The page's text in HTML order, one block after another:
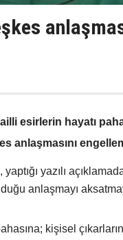
esirlerin hayatı
anlaşmasını
yazılı
anlaşmayı
kişisel